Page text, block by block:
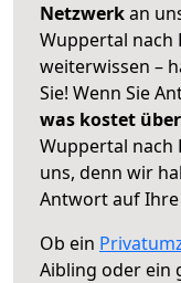
Netzwerkan
Wuppertal nach
weiterwissen –
Sie! Wenn Sie
was kostet
Wuppertal nach
uns, denn wir
Antwort auf
Ob ein
Aibling oder ein